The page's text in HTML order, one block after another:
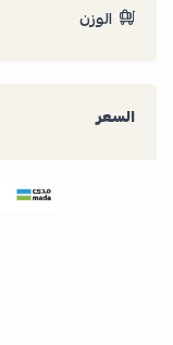
الوزن
السعر